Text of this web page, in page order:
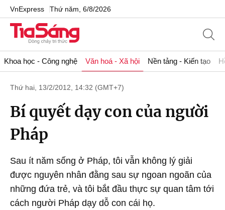
VnExpress Thứ năm, 6/8/2026
Khoa học - Công nghệ Văn hoá - Xã hội Nền tảng - Kiến tạo
Thứ hai, 13/2/2012, 14:32 (GMT+7)
Bí quyết dạy con của người
Pháp
Sau ít năm sống ở Pháp, tôi vẫn không lý giải
được nguyên nhân đằng sau sự ngoan ngoãn của
những đứa trẻ, và tôi bắt đầu thực sự quan tâm tới
cách người Pháp dạy dỗ con cái họ.